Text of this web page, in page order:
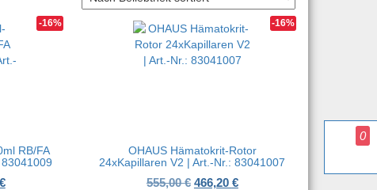
-16%
RB/FA
Preis war: 401,00 €
€Aktueller Preis ist: 336,84 €.
-16%
OHAUS Hämatokrit-Rotor
24xKapillaren V2 | Art.-Nr.: 83041007
555,00€ Ursprünglicher Preis war: 555,00
466,20 €Aktueller Preis ist:
0